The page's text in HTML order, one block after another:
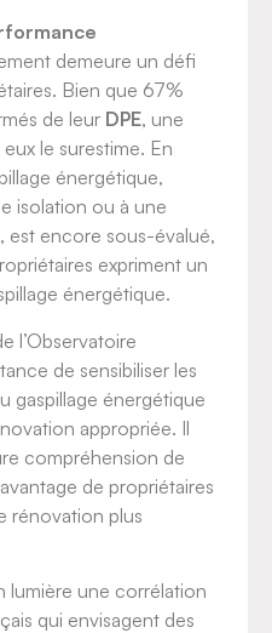
demeure un défi
Bien que 67%
de leur DPE, une
le surestime. En
énergétique,
isolation ou à une
est encore sous-évalué,
expriment un
énergétique.
l’Observatoire
de sensibiliser les
gaspillage énergétique
appropriée. Il
compréhension de
de propriétaires
rénovation plus
lumière une corrélation
qui envisagent des